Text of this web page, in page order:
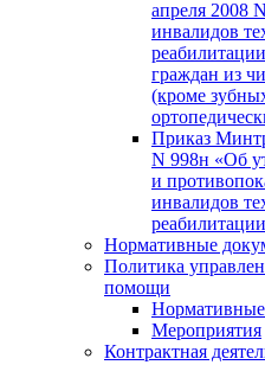
апреля 2008
инвалидов
граждан из
(кроме
Приказ
N 998н «Об
и
инвалидов
Нормативные
Политика
помощи
Мероприятия
Контрактная